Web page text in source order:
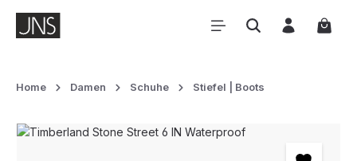
Zum Hauptinhalt springen
Home Damen Schuhe Stiefel | Boots
Bildergalerie überspringen